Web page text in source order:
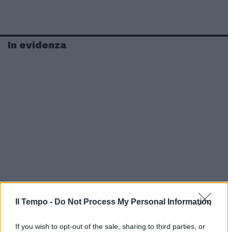
Il Tempo - Do Not Process My Personal Information
If you wish to opt-out of the sale, sharing to third parties, or
In evidenza